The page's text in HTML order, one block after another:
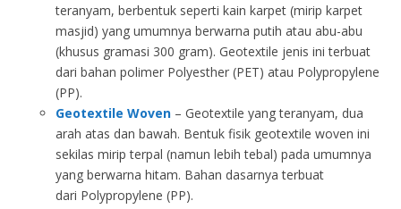
teranyam, berbentuk seperti kain karpet (mirip karpet
masjid) yang umumnya berwarna putih atau abu-abu
(khusus gramasi 300 gram). Geotextile jenis ini terbuat
dari bahan polimer Polyesther (PET) atau Polypropylene
(PP).
Geotextile Woven – Geotextile yang teranyam, dua
arah atas dan bawah. Bentuk fisik geotextile woven ini
sekilas mirip terpal (namun lebih tebal) pada umumnya
yang berwarna hitam. Bahan dasarnya terbuat
dari Polypropylene (PP).